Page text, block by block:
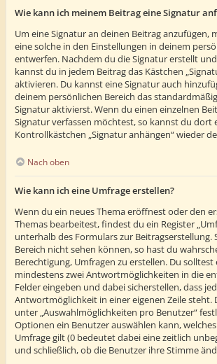
Wie kann ich meinem Beitrag eine Signatur
Um eine Signatur an deinen Beitrag anzufügen,
eine solche in den Einstellungen in deinem
entwerfen. Nachdem du die Signatur erstellt
kannst du in jedem Beitrag das Kästchen
aktivieren. Du kannst eine Signatur auch
deinem persönlichen Bereich das
Signatur aktivierst. Wenn du einen einzelnen
Signatur verfassen möchtest, so kannst du dort
Kontrollkästchen „Signatur anhängen“ wieder
Nach oben
Wie kann ich eine Umfrage erstellen?
Wenn du ein neues Thema eröffnest oder den
Themas bearbeitest, findest du ein Register
unterhalb des Formulars zur Beitragserstellung.
Bereich nicht sehen können, so hast du
Berechtigung, Umfragen zu erstellen. Du solltest
mindestens zwei Antwortmöglichkeiten in die
Felder eingeben und dabei sicherstellen, dass
Antwortmöglichkeit in einer eigenen Zeile steht.
unter „Auswahlmöglichkeiten pro Benutzer“
Optionen ein Benutzer auswählen kann,
Umfrage gilt (0 bedeutet dabei eine zeitlich
und schließlich, ob die Benutzer ihre Stimme